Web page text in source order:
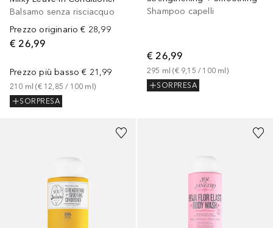
Balsamo senza risciacquo
Prezzo originario € 28,99
€ 26,99
Prezzo più basso € 21,99
210 ml (€ 12,85 / 100 ml )
SORPRESA
Shampoo capelli
€ 26,99
295 ml (€ 9,15 / 100 ml )
SORPRESA